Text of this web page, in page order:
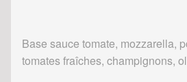
Base sauce tomate, mozzarella,
tomates fraîches, champignons,